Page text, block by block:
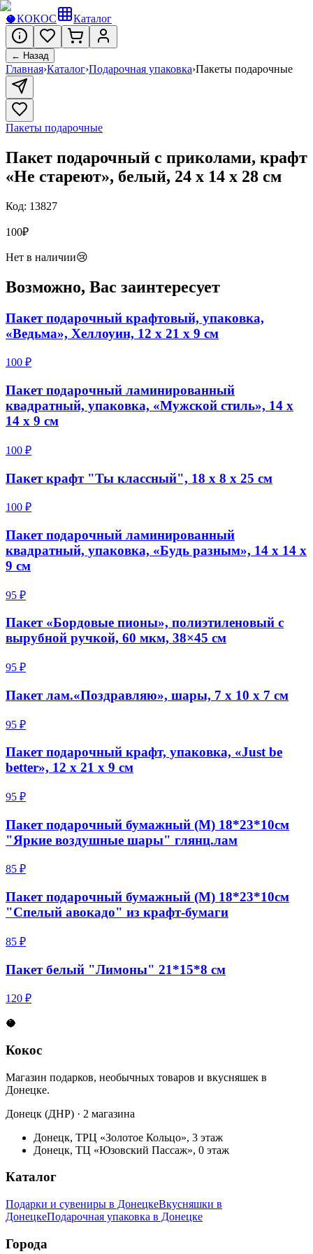
🥥КОКОС Каталог
← Назад
Главная›Каталог›Подарочная упаковка›Пакеты подарочные
Пакеты подарочные
Пакет подарочный с приколами, крафт
«Не стареют», белый, 24 х 14 х 28 см
Код: 13827
100₽
Нет в наличии😢
Возможно, Вас заинтересует
Пакет подарочный крафтовый, упаковка,
«Ведьма», Хеллоуин, 12 х 21 х 9 см
100 ₽
Пакет подарочный ламинированный
квадратный, упаковка, «Мужской стиль», 14 х
14 х 9 см
100 ₽
Пакет крафт "Ты классный", 18 х 8 х 25 см
100 ₽
Пакет подарочный ламинированный
квадратный, упаковка, «Будь разным», 14 х 14 х
9 см
95 ₽
Пакет «Бордовые пионы», полиэтиленовый с
вырубной ручкой, 60 мкм, 38×45 см
95 ₽
Пакет лам.«Поздравляю», шары, 7 х 10 х 7 см
95 ₽
Пакет подарочный крафт, упаковка, «Just be
better», 12 х 21 х 9 см
95 ₽
Пакет подарочный бумажный (M) 18*23*10см
"Яркие воздушные шары" глянц.лам
85 ₽
Пакет подарочный бумажный (M) 18*23*10см
"Спелый авокадо" из крафт-бумаги
85 ₽
Пакет белый "Лимоны" 21*15*8 см
120 ₽
🥥
Кокос
Магазин подарков, необычных товаров и вкусняшек в
Донецке.
Донецк (ДНР) · 2 магазина
Донецк, ТРЦ «Золотое Кольцо», 3 этаж
Донецк, ТЦ «Юзовский Пассаж», 0 этаж
Каталог
Подарки и сувениры в ДонецкеВкусняшки в
ДонецкеПодарочная упаковка в Донецке
Города